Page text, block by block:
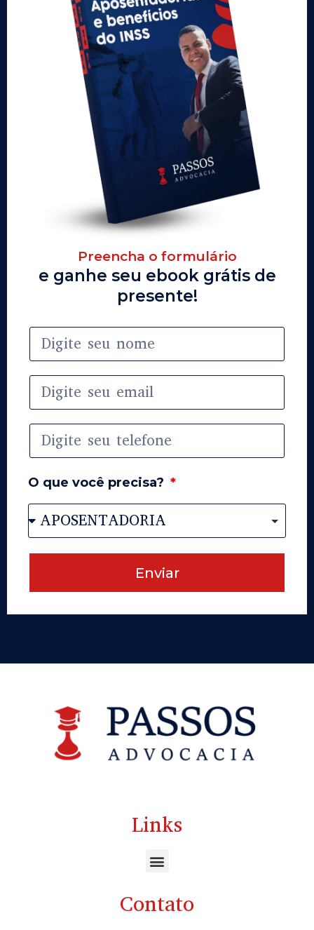
Preencha o formulário
e ganhe seu ebook grátis de
presente!
O que você precisa?
Enviar
Links
Contato